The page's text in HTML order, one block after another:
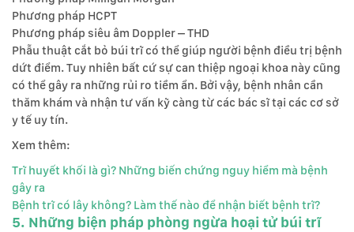
Phương pháp HCPT
Phương pháp siêu âm Doppler – THD
Phẫu thuật cắt bỏ búi trĩ có thể giúp người bệnh điều trị bệnh
dứt điểm. Tuy nhiên bất cứ sự can thiệp ngoại khoa này cũng
có thể gây ra những rủi ro tiềm ẩn. Bởi vậy, bệnh nhân cần
thăm khám và nhận tư vấn kỹ càng từ các bác sĩ tại các cơ sở
y tế uy tín.
Xem thêm:
Trĩ huyết khối là gì? Những biến chứng nguy hiểm mà bệnh
gây ra
Bệnh trĩ có lây không? Làm thế nào để nhận biết bệnh trĩ?
5. Những biện pháp phòng ngừa hoại tử búi trĩ